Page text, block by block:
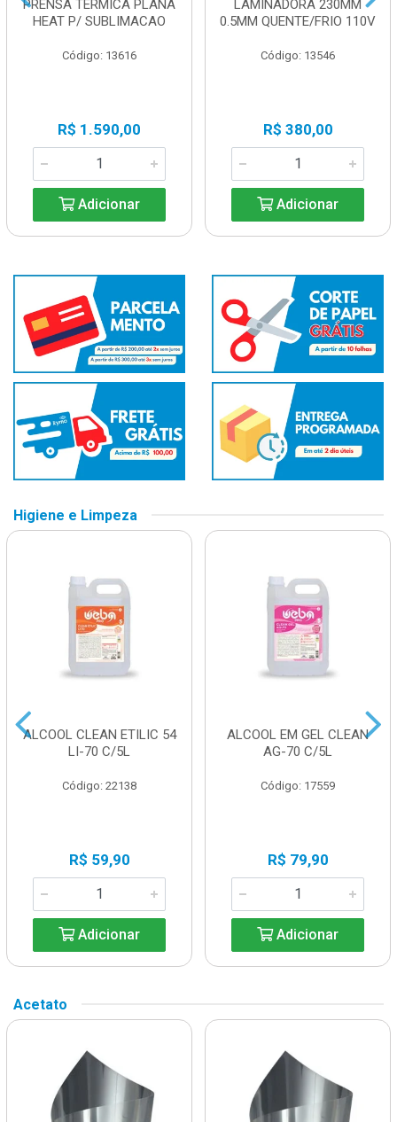
PRENSA TERMICA PLANA
HEAT P/ SUBLIMACAO
Código: 13616
R$ 1.590,00
Adicionar
LAMINADORA 230MM
0.5MM QUENTE/FRIO 110V
Código: 13546
R$ 380,00
Adicionar
Higiene e Limpeza
ALCOOL CLEAN ETILIC 54
LI-70 C/5L
Código: 22138
R$ 59,90
Adicionar
ALCOOL EM GEL CLEAN
AG-70 C/5L
Código: 17559
R$ 79,90
Adicionar
Acetato